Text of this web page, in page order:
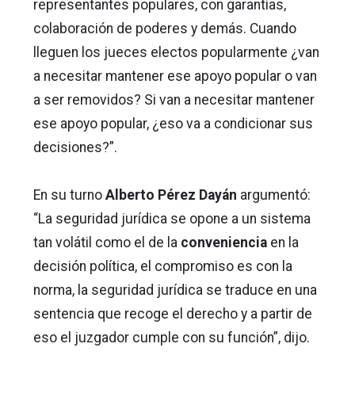
representantes populares, con garantías,
colaboración de poderes y demás. Cuando
lleguen los jueces electos popularmente ¿van
a necesitar mantener ese apoyo popular o van
a ser removidos? Si van a necesitar mantener
ese apoyo popular, ¿eso va a condicionar sus
decisiones?”.
En su turno Alberto Pérez Dayán argumentó:
“La seguridad jurídica se opone a un sistema
tan volátil como el de la conveniencia en la
decisión política, el compromiso es con la
norma, la seguridad jurídica se traduce en una
sentencia que recoge el derecho y a partir de
eso el juzgador cumple con su función”, dijo.